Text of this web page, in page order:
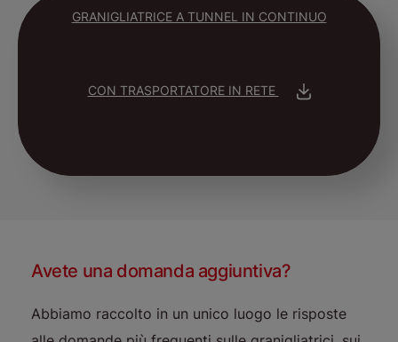
GRANIGLIATRICE A TUNNEL IN CONTINUO
CON TRASPORTATORE IN RETE
Avete una domanda aggiuntiva?
Abbiamo raccolto in un unico luogo le risposte